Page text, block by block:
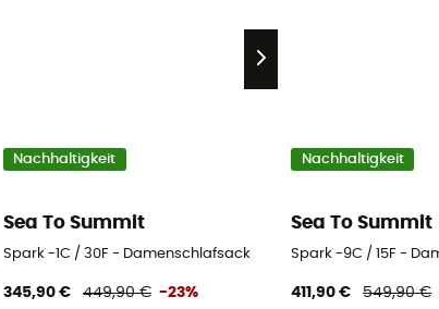
Nachhaltigkeit
Sea To Summit
Spark -1C / 30F - Damenschlafsack
345,90 € 449,90 € -23%
Nachhaltigkeit
Sea To Summit
Spark -9C / 15F -
411,90 € 549,90 €